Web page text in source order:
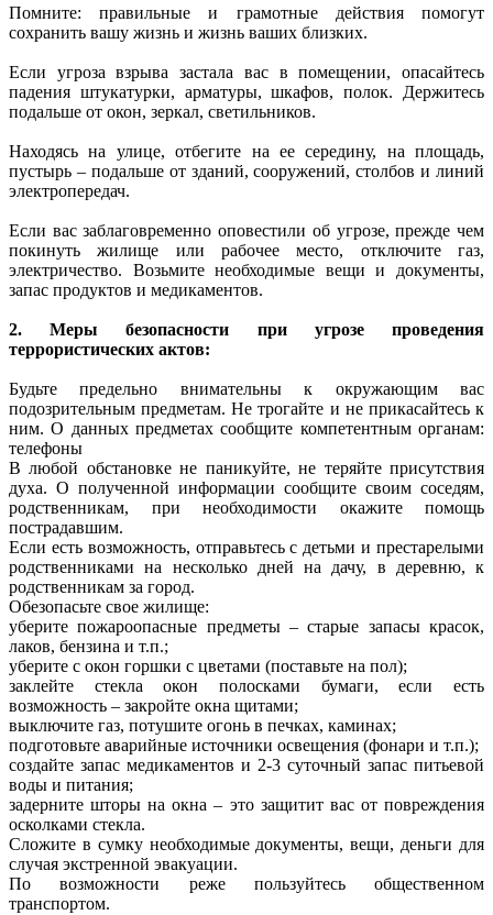
Помните: правильные и грамотные действия помогут
сохранить вашу жизнь и жизнь ваших близких.
Если угроза взрыва застала вас в помещении, опасайтесь
падения штукатурки, арматуры, шкафов, полок. Держитесь
подальше от окон, зеркал, светильников.
Находясь на улице, отбегите на ее середину, на площадь,
пустырь – подальше от зданий, сооружений, столбов и линий
электропередач.
Если вас заблаговременно оповестили об угрозе, прежде чем
покинуть жилище или рабочее место, отключите газ,
электричество. Возьмите необходимые вещи и документы,
запас продуктов и медикаментов.
2. Меры безопасности при угрозе проведения
террористических актов:
Будьте предельно внимательны к окружающим вас
подозрительным предметам. Не трогайте и не прикасайтесь к
ним. О данных предметах сообщите компетентным органам:
телефоны
В любой обстановке не паникуйте, не теряйте присутствия
духа. О полученной информации сообщите своим соседям,
родственникам, при необходимости окажите помощь
пострадавшим.
Если есть возможность, отправьтесь с детьми и престарелыми
родственниками на несколько дней на дачу, в деревню, к
родственникам за город.
Обезопасьте свое жилище:
уберите пожароопасные предметы – старые запасы красок,
лаков, бензина и т.п.;
уберите с окон горшки с цветами (поставьте на пол);
заклейте стекла окон полосками бумаги, если есть
возможность – закройте окна щитами;
выключите газ, потушите огонь в печках, каминах;
подготовьте аварийные источники освещения (фонари и т.п.);
создайте запас медикаментов и 2-3 суточный запас питьевой
воды и питания;
задерните шторы на окна – это защитит вас от повреждения
осколками стекла.
Сложите в сумку необходимые документы, вещи, деньги для
случая экстренной эвакуации.
По возможности реже пользуйтесь общественном
транспортом.